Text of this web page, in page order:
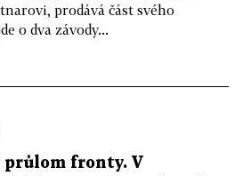
prodává část svého
o dva závody...
průlom fronty. V